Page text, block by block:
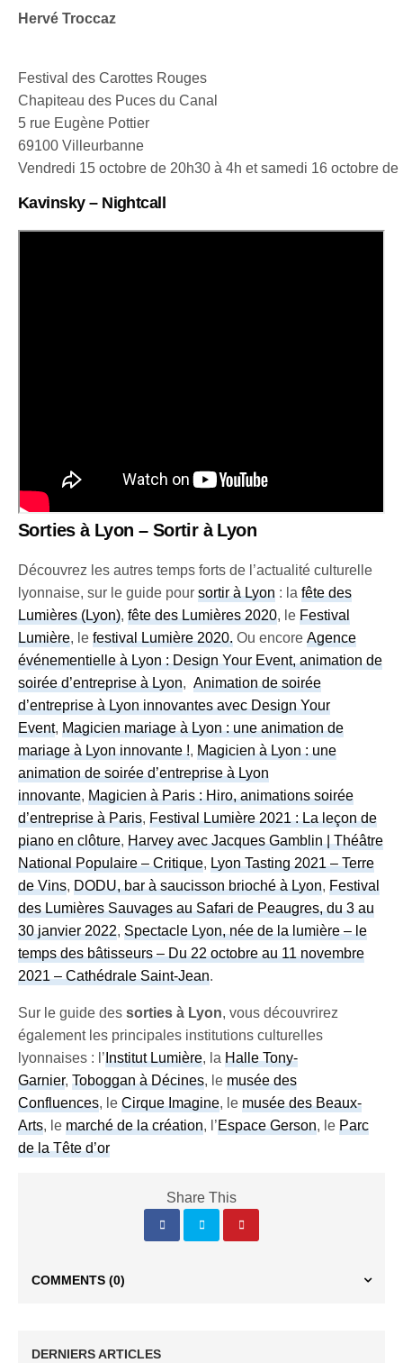
Hervé Troccaz
Festival des Carottes Rouges
Chapiteau des Puces du Canal
5 rue Eugène Pottier
69100 Villeurbanne
Vendredi 15 octobre de 20h30 à 4h et samedi 16 octobre de
Kavinsky – Nightcall
Sorties à Lyon – Sortir à Lyon
Découvrez les autres temps forts de l’actualité culturelle
lyonnaise, sur le guide poursortir à Lyon : lafête des
Lumières (Lyon),fête des Lumières 2020, leFestival
Lumière, lefestival Lumière 2020. Ou encoreAgence
événementielle à Lyon : Design Your Event, animation de
soirée d’entreprise à Lyon,Animation de soirée
d’entreprise à Lyon innovantes avec Design Your
Event,Magicien mariage à Lyon : une animation de
mariage à Lyon innovante !,Magicien à Lyon : une
animation de soirée d’entreprise à Lyon
innovante,Magicien à Paris : Hiro, animations soirée
d’entreprise à Paris,Festival Lumière 2021 : La leçon de
piano en clôture,Harvey avec Jacques Gamblin | Théâtre
National Populaire – Critique,Lyon Tasting 2021 – Terre
de Vins,DODU, bar à saucisson brioché à Lyon,Festival
des Lumières Sauvages au Safari de Peaugres, du 3 au
30 janvier 2022,Spectacle Lyon, née de la lumière – le
temps des bâtisseurs – Du 22 octobre au 11 novembre
2021 – Cathédrale Saint-Jean.
Sur le guide des sorties à Lyon, vous découvrirez
également les principales institutions culturelles
lyonnaises : l’Institut Lumière, laHalle Tony-
Garnier,Toboggan à Décines, lemusée des
Confluences, leCirque Imagine, lemusée des Beaux-
Arts, lemarché de la création, l’Espace Gerson, leParc
de la Tête d’or
Share This
COMMENTS (0)
DERNIERS ARTICLES